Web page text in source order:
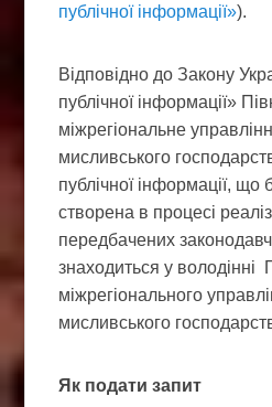
публічної інформації»).
Відповідно до Закону
публічної інформації»
міжрегіональне
мисливського
публічної інформації,
створена в процесі
передбачених
знаходиться у володінні
міжрегіонального
мисливського
Як подати запит